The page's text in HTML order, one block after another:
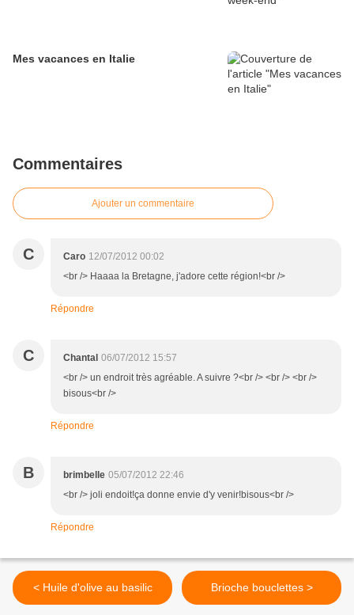
Mes vacances en Italie
Commentaires
Ajouter un commentaire
C Caro 12/07/2012 00:02
<br /> Haaaa la Bretagne, j'adore cette région!<br />
Répondre
C Chantal 06/07/2012 15:57
<br /> un endroit très agréable. A suivre ?<br /> <br /> <br />
bisous<br />
Répondre
B brimbelle 05/07/2012 22:46
<br /> joli endoit!ça donne envie d'y venir!bisous<br />
Répondre
< Huile d'olive au basilic Brioche bouclettes >